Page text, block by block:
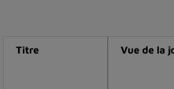
Titre Vue de la